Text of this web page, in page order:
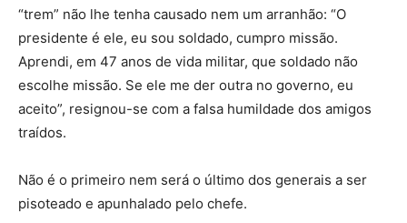
“trem” não lhe tenha causado nem um arranhão: “O
presidente é ele, eu sou soldado, cumpro missão.
Aprendi, em 47 anos de vida militar, que soldado não
escolhe missão. Se ele me der outra no governo, eu
aceito”, resignou-se com a falsa humildade dos amigos
traídos.
Não é o primeiro nem será o último dos generais a ser
pisoteado e apunhalado pelo chefe.